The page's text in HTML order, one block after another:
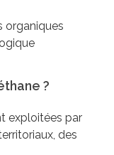
organiques
?
exploitées par
des